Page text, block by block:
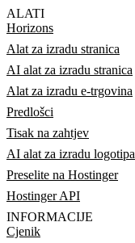
ALATI
Horizons
Alat za izradu stranica
AI alat za izradu stranica
Alat za izradu e-trgovina
Predlošci
Tisak na zahtjev
AI alat za izradu logotipa
Preselite na Hostinger
Hostinger API
INFORMACIJE
Cjenik